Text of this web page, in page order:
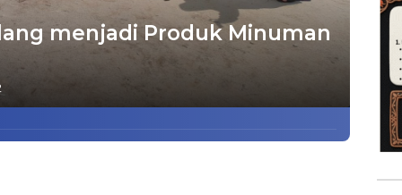
menjadi Produk Minuman